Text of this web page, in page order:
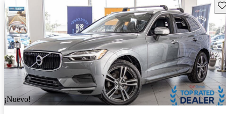
¡Nuevo!